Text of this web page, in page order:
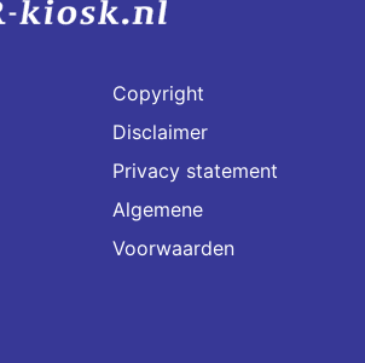
Copyright
Disclaimer
Privacy statement
Algemene
Voorwaarden